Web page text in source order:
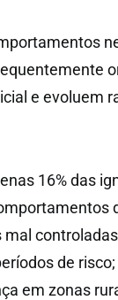
e evoluem
16% das
de
em zonas